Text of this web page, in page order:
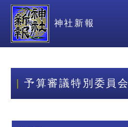
神社新報
予算審議特別委員会